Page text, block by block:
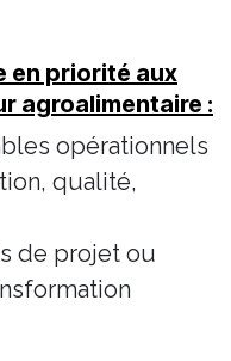
en priorité aux
agroalimentaire :
opérationnels
qualité,
de projet ou